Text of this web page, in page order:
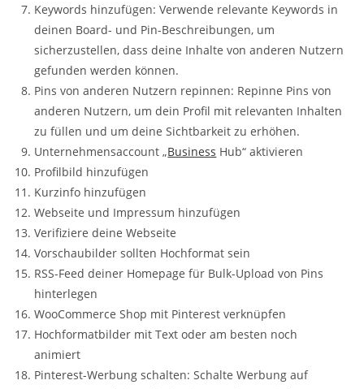
Keywords hinzufügen: Verwende relevante Keywords in
deinen Board- und Pin-Beschreibungen, um
sicherzustellen, dass deine Inhalte von anderen Nutzern
gefunden werden können.
Pins von anderen Nutzern repinnen: Repinne Pins von
anderen Nutzern, um dein Profil mit relevanten Inhalten
zu füllen und um deine Sichtbarkeit zu erhöhen.
Unternehmensaccount „Business Hub“ aktivieren
Profilbild hinzufügen
Kurzinfo hinzufügen
Webseite und Impressum hinzufügen
Verifiziere deine Webseite
Vorschaubilder sollten Hochformat sein
RSS-Feed deiner Homepage für Bulk-Upload von Pins
hinterlegen
WooCommerce Shop mit Pinterest verknüpfen
Hochformatbilder mit Text oder am besten noch
animiert
Pinterest-Werbung schalten: Schalte Werbung auf